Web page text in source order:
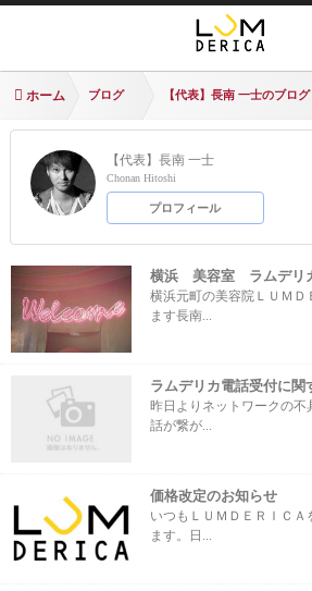
ホーム ブログ 【代表】長南 一士のブログ
【代表】長南 一士
Chonan Hitoshi
プロフィール
横浜 美容室 ラムデリ
横浜元町の美容院ＬＵＭＤ
ます長南...
ラムデリカ電話受付に関
昨日よりネットワークの
話が繋が...
価格改定のお知らせ
いつもＬＵＭＤＥＲＩＣ
ます。日...